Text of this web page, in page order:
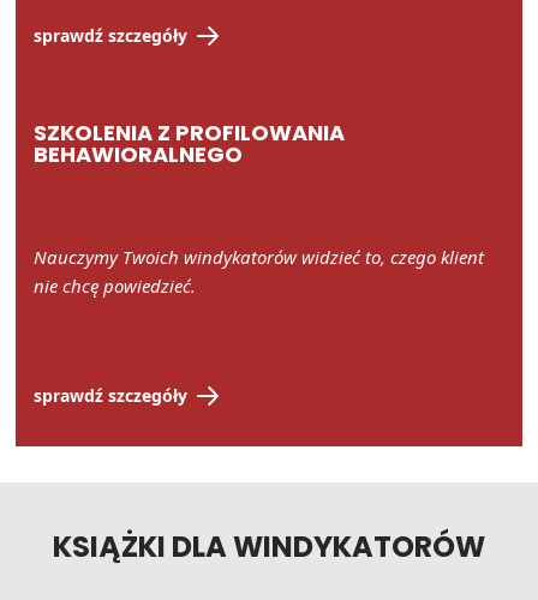
sprawdź szczegóły
SZKOLENIA Z PROFILOWANIA
BEHAWIORALNEGO
Nauczymy Twoich windykatorów widzieć to, czego klient
nie chcę powiedzieć.
sprawdź szczegóły
KSIĄŻKI DLA WINDYKATORÓW